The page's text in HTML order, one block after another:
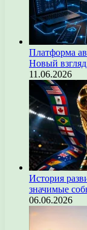
Платформа
Новый
11.06.2026
История
значимые
06.06.2026